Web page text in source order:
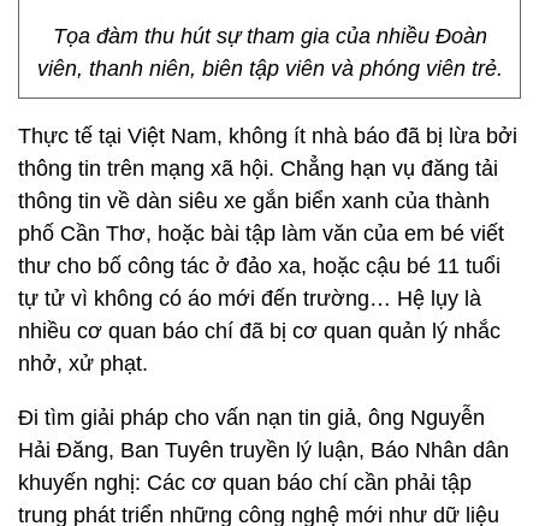
Tọa đàm thu hút sự tham gia của nhiều Đoàn
viên, thanh niên, biên tập viên và phóng viên trẻ.
Thực tế tại Việt Nam, không ít nhà báo đã bị lừa bởi
thông tin trên mạng xã hội. Chẳng hạn vụ đăng tải
thông tin về dàn siêu xe gắn biển xanh của thành
phố Cần Thơ, hoặc bài tập làm văn của em bé viết
thư cho bố công tác ở đảo xa, hoặc cậu bé 11 tuổi
tự tử vì không có áo mới đến trường… Hệ lụy là
nhiều cơ quan báo chí đã bị cơ quan quản lý nhắc
nhở, xử phạt.
Đi tìm giải pháp cho vấn nạn tin giả, ông Nguyễn
Hải Đăng, Ban Tuyên truyền lý luận, Báo Nhân dân
khuyến nghị: Các cơ quan báo chí cần phải tập
trung phát triển những công nghệ mới như dữ liệu